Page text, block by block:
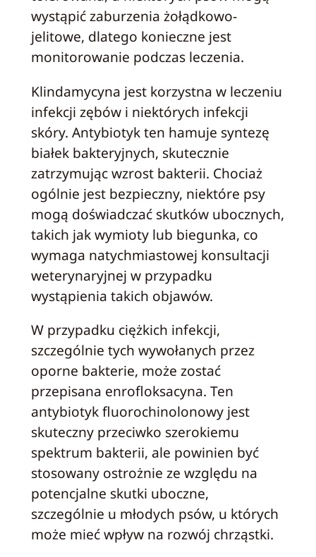
wystąpić zaburzenia żołądkowo-
jelitowe, dlatego konieczne jest
monitorowanie podczas leczenia.
Klindamycyna jest korzystna w leczeniu
infekcji zębów i niektórych infekcji
skóry. Antybiotyk ten hamuje syntezę
białek bakteryjnych, skutecznie
zatrzymując wzrost bakterii. Chociaż
ogólnie jest bezpieczny, niektóre psy
mogą doświadczać skutków ubocznych,
takich jak wymioty lub biegunka, co
wymaga natychmiastowej konsultacji
weterynaryjnej w przypadku
wystąpienia takich objawów.
W przypadku ciężkich infekcji,
szczególnie tych wywołanych przez
oporne bakterie, może zostać
przepisana enrofloksacyna. Ten
antybiotyk fluorochinolonowy jest
skuteczny przeciwko szerokiemu
spektrum bakterii, ale powinien być
stosowany ostrożnie ze względu na
potencjalne skutki uboczne,
szczególnie u młodych psów, u których
może mieć wpływ na rozwój chrząstki.